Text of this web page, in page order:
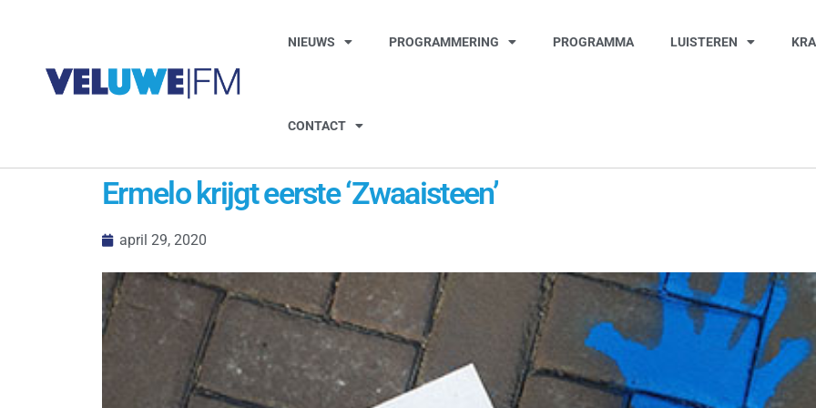
NIEUWS PROGRAMMERING PROGRAMMA LUISTEREN
CONTACT
Ermelo krijgt eerste ‘Zwaaisteen’
april 29, 2020